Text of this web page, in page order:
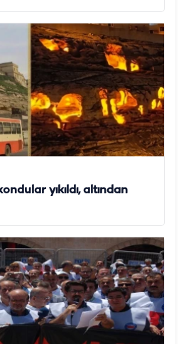
yıkıldı, altından